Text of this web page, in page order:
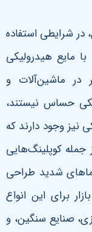
شرایطی استفاده
مایع هیدرولیکی
در ماشین‌آلات و
حساس نیستند،
نیز وجود دارند که
کوپلینگ‌هایی
شدید طراحی
برای این انواع
صنایع سنگین، و